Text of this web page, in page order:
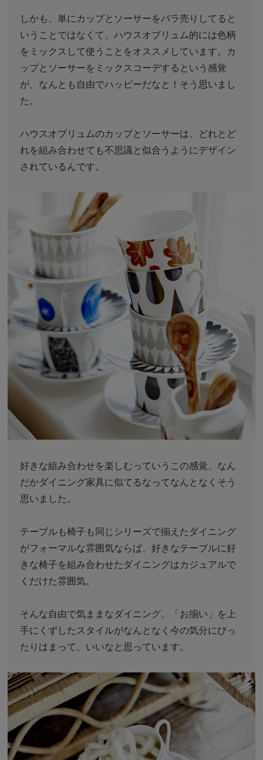
しかも、単にカップとソーサーをバラ売りしてると
いうことではなくて、ハウスオブリュム的には色柄
をミックスして使うことをオススメしています。カ
ップとソーサーをミックスコーデするという感覚
が、なんとも自由でハッピーだなと！そう思いまし
た。
ハウスオブリュムのカップとソーサーは、どれとど
れを組み合わせても不思議と似合うようにデザイン
されているんです。
好きな組み合わせを楽しむっていうこの感覚、なん
だかダイニング家具に似てるなってなんとなくそう
思いました。
テーブルも椅子も同じシリーズで揃えたダイニング
がフォーマルな雰囲気ならば、好きなテーブルに好
きな椅子を組み合わせたダイニングはカジュアルで
くだけた雰囲気。
そんな自由で気ままなダイニング、「お揃い」を上
手にくずしたスタイルがなんとなく今の気分にぴっ
たりはまって、いいなと思っています。